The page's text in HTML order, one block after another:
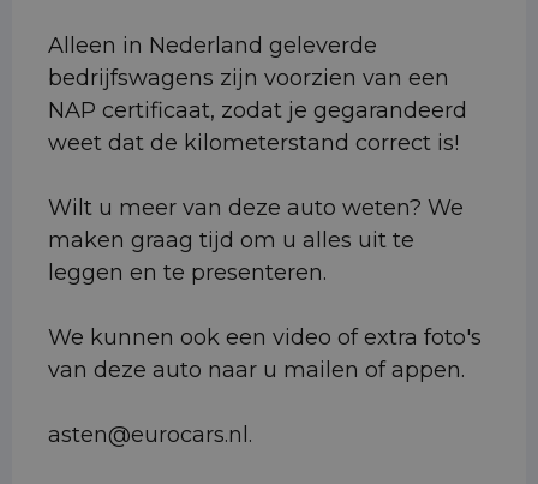
Alleen in Nederland geleverde
bedrijfswagens zijn voorzien van een
NAP certificaat, zodat je gegarandeerd
weet dat de kilometerstand correct is!
Wilt u meer van deze auto weten? We
maken graag tijd om u alles uit te
leggen en te presenteren.
We kunnen ook een video of extra foto's
van deze auto naar u mailen of appen.
asten@eurocars.nl.